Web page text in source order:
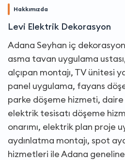
Hakkımızda
Levi Elektrik Dekorasyon
Adana Seyhan iç
asma tavan uygulama
alçıpan montajı, TV ünitesi
panel uygulama, fayans
parke döşeme hizmeti,
elektrik tesisatı döşeme
onarımı, elektrik plan proje
aydınlatma montajı, spot
hizmetleri ile Adana